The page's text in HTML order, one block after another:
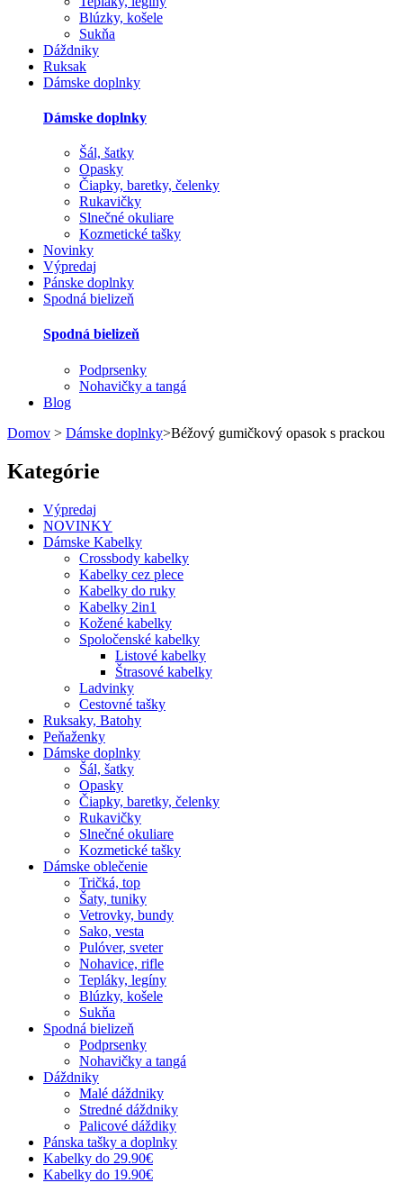
Blúzky, košele
Sukňa
Dáždniky
Ruksak
Dámske doplnky
Dámske doplnky
Šál, šatky
Opasky
Čiapky, baretky, čelenky
Rukavičky
Slnečné okuliare
Kozmetické tašky
Novinky
Výpredaj
Pánske doplnky
Spodná bielizeň
Spodná bielizeň
Podprsenky
Nohavičky a tangá
Blog
Domov > Dámske doplnky>Béžový gumičkový opasok s prackou
Kategórie
Výpredaj
NOVINKY
Dámske Kabelky
Crossbody kabelky
Kabelky cez plece
Kabelky do ruky
Kabelky 2in1
Kožené kabelky
Spoločenské kabelky
Listové kabelky
Štrasové kabelky
Ladvinky
Cestovné tašky
Ruksaky, Batohy
Peňaženky
Dámske doplnky
Šál, šatky
Opasky
Čiapky, baretky, čelenky
Rukavičky
Slnečné okuliare
Kozmetické tašky
Dámske oblečenie
Tričká, top
Šaty, tuniky
Vetrovky, bundy
Sako, vesta
Pulóver, sveter
Nohavice, rifle
Tepláky, legíny
Blúzky, košele
Sukňa
Spodná bielizeň
Podprsenky
Nohavičky a tangá
Dáždniky
Malé dáždniky
Stredné dáždniky
Palicové dáždiky
Pánska tašky a doplnky
Kabelky do 29.90€
Kabelky do 19.90€